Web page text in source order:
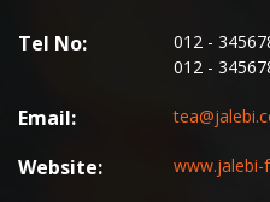
Tel No:
012 -
012 -
Email:
Website: